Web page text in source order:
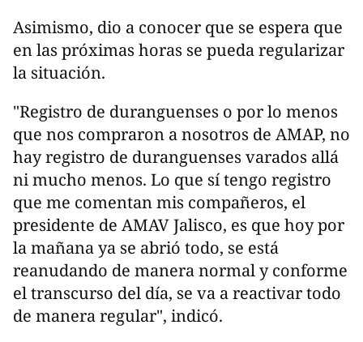
Asimismo, dio a conocer que se espera que
en las próximas horas se pueda regularizar
la situación.
"Registro de duranguenses o por lo menos
que nos compraron a nosotros de AMAP, no
hay registro de duranguenses varados allá
ni mucho menos. Lo que sí tengo registro
que me comentan mis compañeros, el
presidente de AMAV Jalisco, es que hoy por
la mañana ya se abrió todo, se está
reanudando de manera normal y conforme
el transcurso del día, se va a reactivar todo
de manera regular", indicó.